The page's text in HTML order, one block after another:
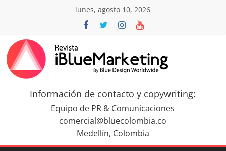
lunes, agosto 10, 2026
Revista
iBlue
Marketing
Información de contacto y copywriting:
Equipo de PR & Comunicaciones
comercial@bluecolombia.co
Medellín, Colombia